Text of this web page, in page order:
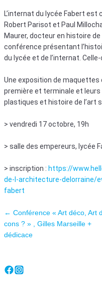
L’internat du lycée Fabert
Robert Parisot et Paul
Maurer, docteur en histoire
conférence présentant
du lycée et de l’internat.
Une exposition de maquettes
première et terminale et
plastiques et histoire de l’art
> vendredi 17 octobre, 19h
> salle des empereurs, lycée
> inscription : https://
de-l-architecture-delorraine/
fabert
Navigation des
← Conférence « Art déco, Art
cons ? » , Gilles Marseille +
dédicace